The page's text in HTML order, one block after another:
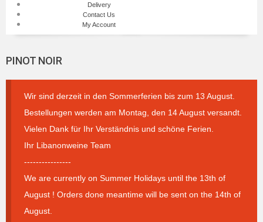
Delivery
Contact Us
My Account
PINOT NOIR
Wir sind derzeit in den Sommerferien bis zum 13 August.
Bestellungen werden am Montag, den 14 August versandt.
Vielen Dank für Ihr Verständnis und schöne Ferien.
Ihr Libanonweine Team
----------------
We are currently on Summer Holidays until the 13th of
August ! Orders done meantime will be sent on the 14th of
August.